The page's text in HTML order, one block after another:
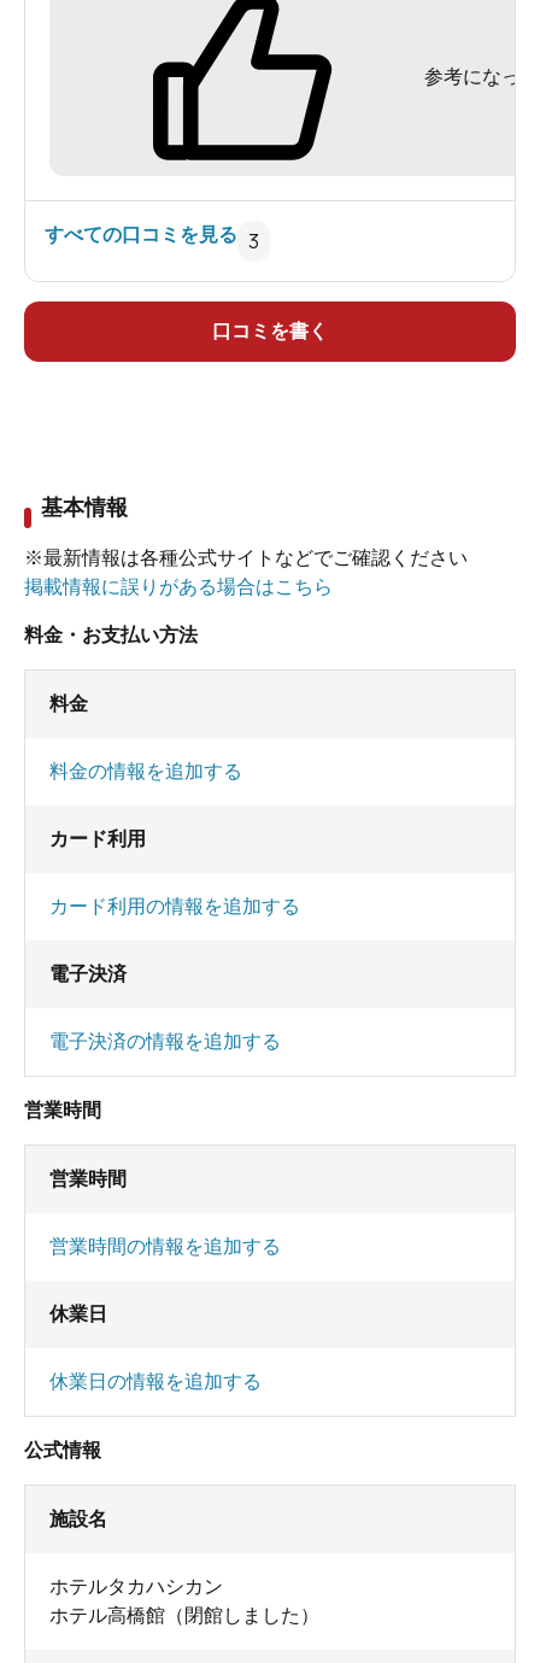
参考になった
すべての口コミを見る 3
口コミを書く
基本情報
※最新情報は各種公式サイトなどでご確認ください
掲載情報に誤りがある場合はこちら
料金・お支払い方法
料金
料金の情報を追加する
カード利用
カード利用の情報を追加する
電子決済
電子決済の情報を追加する
営業時間
営業時間
営業時間の情報を追加する
休業日
休業日の情報を追加する
公式情報
施設名
ホテルタカハシカン
ホテル高橋館（閉館しました）